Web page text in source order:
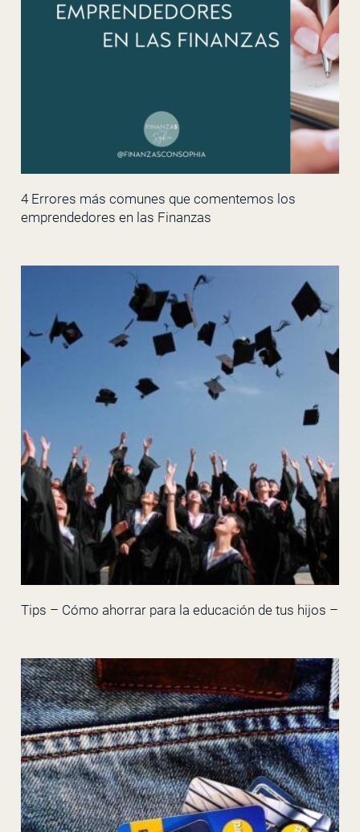
4 Errores más comunes que comentemos los
emprendedores en las Finanzas
Tips – Cómo ahorrar para la educación de tus hijos –